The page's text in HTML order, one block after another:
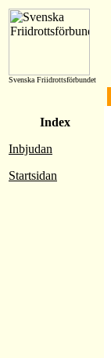
Svenska Friidrottsförbundet
Index
Inbjudan
Startsidan